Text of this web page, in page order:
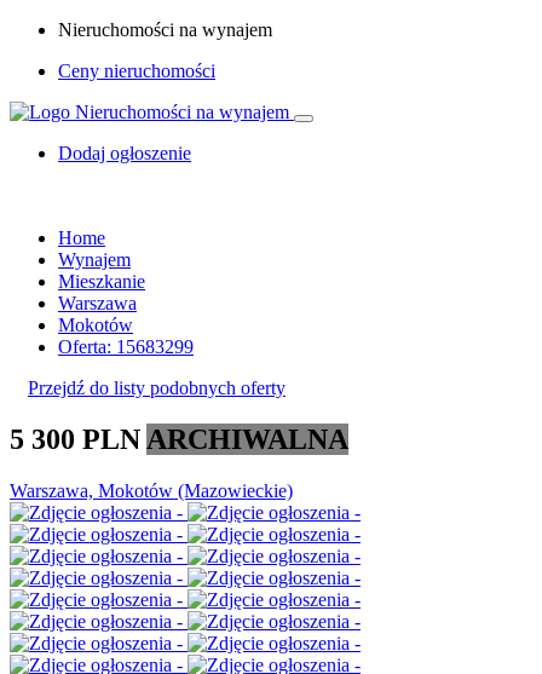
Nieruchomości na wynajem
Ceny nieruchomości
Dodaj ogłoszenie
Home
Wynajem
Mieszkanie
Warszawa
Mokotów
Oferta: 15683299
Przejdź do listy podobnych oferty
5 300 PLN ARCHIWALNA
Warszawa, Mokotów (Mazowieckie)